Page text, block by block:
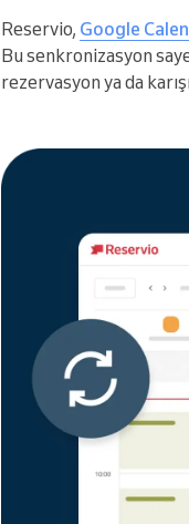
Reservio, Google
Bu senkronizasyon
rezervasyon ya da